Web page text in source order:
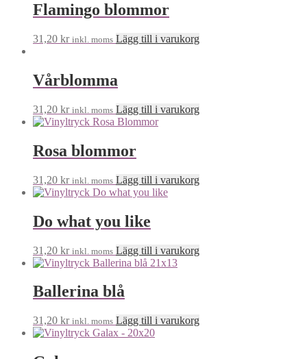
Flamingo blommor
31,20 kr inkl. moms Lägg till i varukorg
Vårblomma
31,20 kr inkl. moms Lägg till i varukorg
Rosa blommor
31,20 kr inkl. moms Lägg till i varukorg
Do what you like
31,20 kr inkl. moms Lägg till i varukorg
Ballerina blå
31,20 kr inkl. moms Lägg till i varukorg